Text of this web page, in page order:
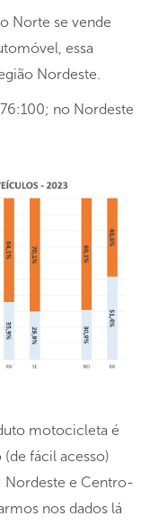
Norte se vende
essa
Nordeste.
no Nordeste
motocicleta é
fácil acesso)
Nordeste e Centro-
nos dados lá